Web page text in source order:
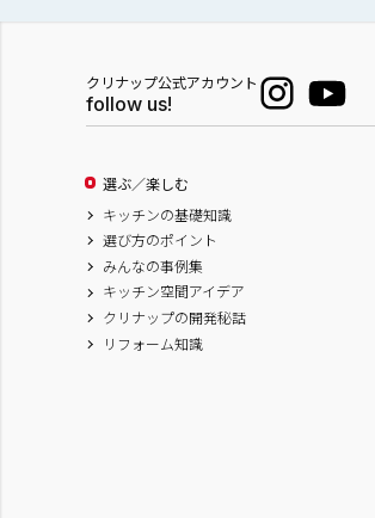
クリナップ公式アカウント
follow us!
選ぶ／楽しむ
キッチンの基礎知識
選び方のポイント
みんなの事例集
キッチン空間アイデア
クリナップの開発秘話
リフォーム知識